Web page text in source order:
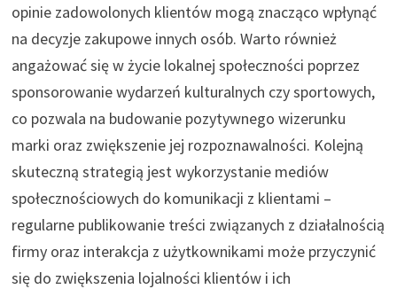
opinie zadowolonych klientów mogą znacząco wpłynąć
na decyzje zakupowe innych osób. Warto również
angażować się w życie lokalnej społeczności poprzez
sponsorowanie wydarzeń kulturalnych czy sportowych,
co pozwala na budowanie pozytywnego wizerunku
marki oraz zwiększenie jej rozpoznawalności. Kolejną
skuteczną strategią jest wykorzystanie mediów
społecznościowych do komunikacji z klientami –
regularne publikowanie treści związanych z działalnością
firmy oraz interakcja z użytkownikami może przyczynić
się do zwiększenia lojalności klientów i ich